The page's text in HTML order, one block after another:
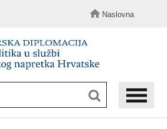
Naslovna